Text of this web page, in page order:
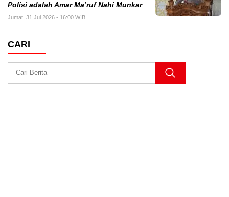
Polisi adalah Amar Ma’ruf Nahi Munkar
Jumat, 31 Jul 2026 - 16:00 WIB
CARI